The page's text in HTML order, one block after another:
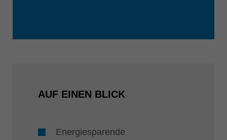
AUF EINEN BLICK
Energiesparende